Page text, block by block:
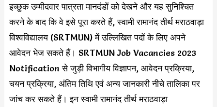
इच्छुक उम्मीदवार पात्रता मानदंडों को देखने और यह सुनिश्चित
करने के बाद कि वे इसे पूरा करते हैं, स्वामी रामानंद तीर्थ मराठवाड़ा
विश्वविद्यालय (SRTMUN) में उल्लिखित पदों के लिए अपने
आवेदन भेज सकते हैं। SRTMUN Job Vacancies 2023
Notification से जुड़ी विभागीय विज्ञापन, आवेदन प्रक्रिया,
चयन प्रक्रिया, अंतिम तिथि एवं अन्य जानकारी नीचे तालिका पर
जांच कर सकते हैं। इन स्वामी रामानंद तीर्थ मराठवाड़ा